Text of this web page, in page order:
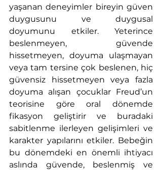
yaşanan deneyimler bireyin güven
duygusunu ve duygusal
doyumunu etkiler. Yeterince
beslenmeyen, güvende
hissetmeyen, doyuma ulaşmayan
veya tam tersine çok beslenen, hiç
güvensiz hissetmeyen veya fazla
doyuma alışan çocuklar Freud’un
teorisine göre oral dönemde
fikasyon geliştirir ve buradaki
sabitlenme ilerleyen gelişimleri ve
karakter yapılarını etkiler. Bebeğin
bu dönemdeki en önemli ihtiyacı
aslında güvende, beslenmiş ve